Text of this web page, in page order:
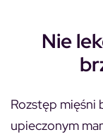
Nie
Rozstęp mięśni
upieczonym